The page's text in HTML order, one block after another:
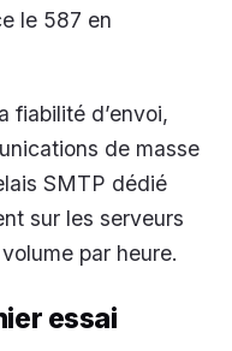
le 587 en
fiabilité d’envoi,
de masse
SMTP dédié
sur les serveurs
par heure.
essai